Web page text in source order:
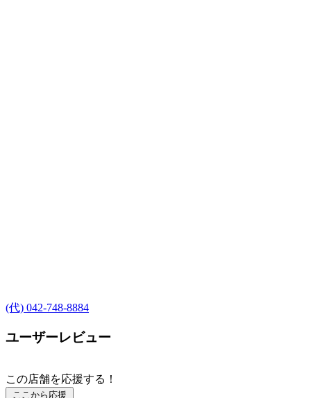
(代) 042-748-8884
ユーザーレビュー
この店舗を応援する！
ここから応援